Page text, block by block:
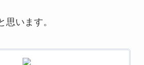
思います。